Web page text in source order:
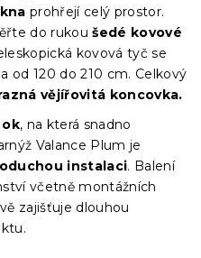
prohřejí celý prostor.
do rukou šedé kovové
kovová tyč se
od 120 do 210 cm. Celkový
vějířovitá koncovka.
ok, na která snadno
Valance Plum je
instalaci. Balení
včetně montážních
zajišťuje dlouhou